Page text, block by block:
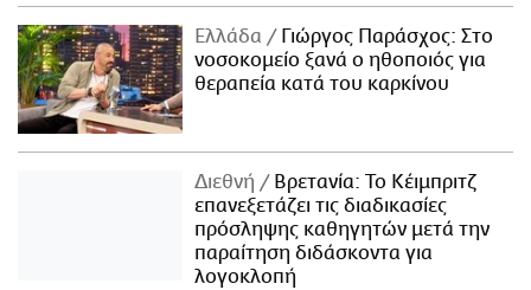
Ελλάδα
Γιώργος Παράσχος: Στο
νοσοκομείο ξανά ο ηθοποιός για
θεραπεία κατά του καρκίνου
Διεθνή
Βρετανία: Το Κέιμπριτζ
επανεξετάζει τις διαδικασίες
πρόσληψης καθηγητών μετά την
παραίτηση διδάσκοντα για
λογοκλοπή